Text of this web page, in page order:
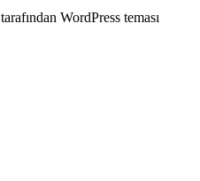
tarafından WordPress teması